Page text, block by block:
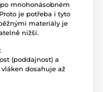
mnohonásobném
je potřeba i tyto
materiály je
nižší.
(poddajnost) a
dosahuje až